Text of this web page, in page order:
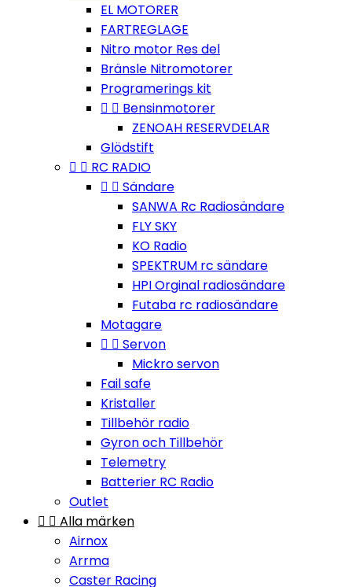
EL MOTORER
FARTREGLAGE
Nitro motor Res del
Bränsle Nitromotorer
Programerings kit
  Bensinmotorer
ZENOAH RESERVDELAR
Glödstift
  RC RADIO
  Sändare
SANWA Rc Radiosändare
FLY SKY
KO Radio
SPEKTRUM rc sändare
HPI Orginal radiosändare
Futaba rc radiosändare
Motagare
  Servon
Mickro servon
Fail safe
Kristaller
Tillbehör radio
Gyron och Tillbehör
Telemetry
Batterier RC Radio
Outlet
  Alla märken
Airnox
Arrma
Caster Racing